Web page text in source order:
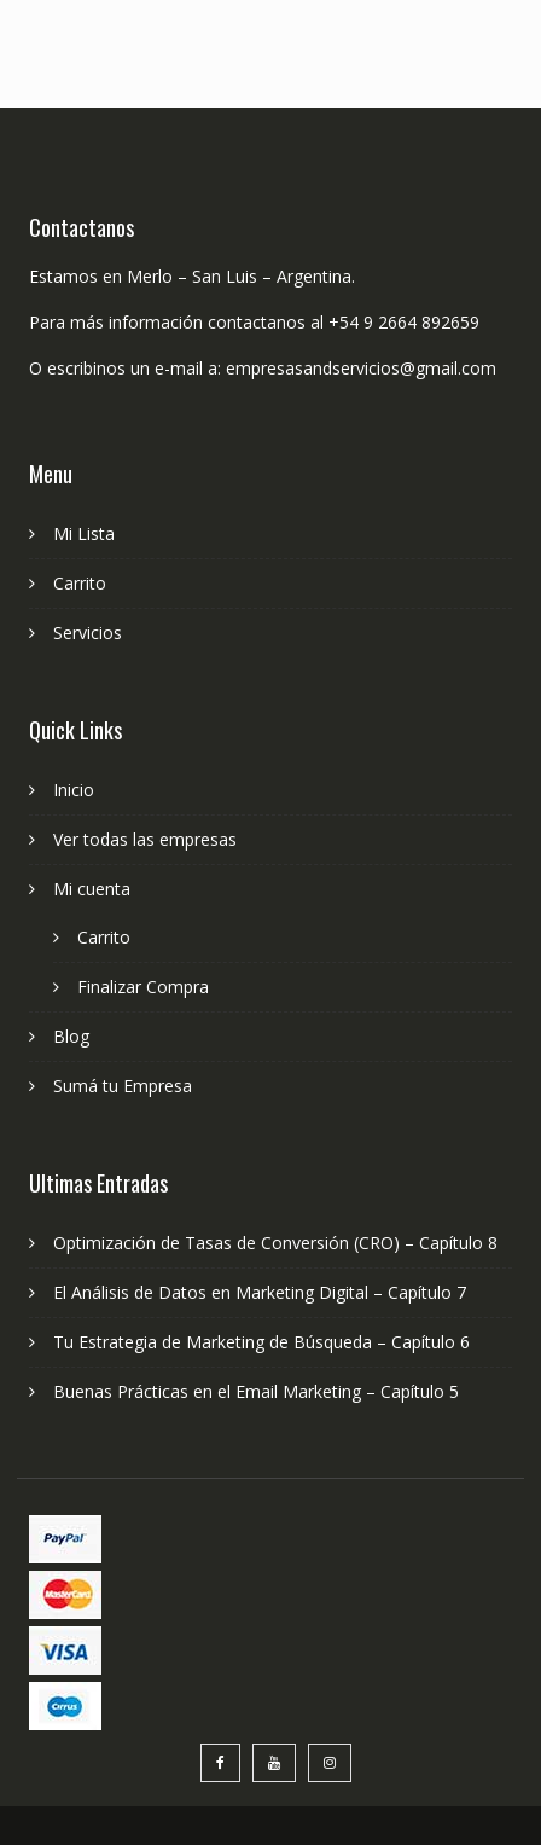
Contactanos
Estamos en Merlo – San Luis – Argentina.
Para más información contactanos al +54 9 2664 892659
O escribinos un e-mail a: empresasandservicios@gmail.com
Menu
Mi Lista
Carrito
Servicios
Quick Links
Inicio
Ver todas las empresas
Mi cuenta
Carrito
Finalizar Compra
Blog
Sumá tu Empresa
Ultimas Entradas
Optimización de Tasas de Conversión (CRO) – Capítulo 8
El Análisis de Datos en Marketing Digital – Capítulo 7
Tu Estrategia de Marketing de Búsqueda – Capítulo 6
Buenas Prácticas en el Email Marketing – Capítulo 5